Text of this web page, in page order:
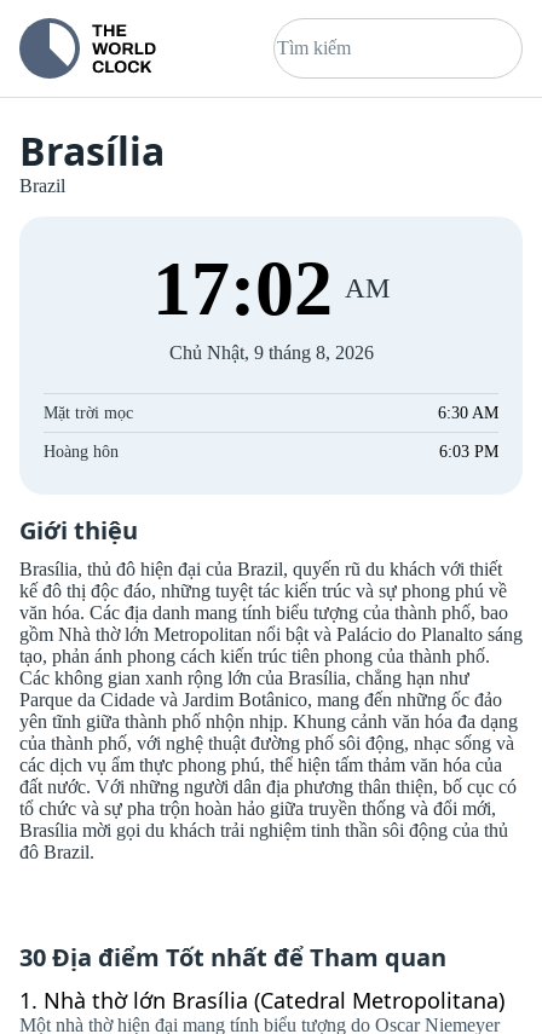
Brasília
Brazil
17:02 AM
Chủ Nhật, 9 tháng 8, 2026
Mặt trời mọc 6:30 AM
Hoàng hôn 6:03 PM
Giới thiệu
Brasília, thủ đô hiện đại của Brazil, quyến rũ du khách với thiết
kế đô thị độc đáo, những tuyệt tác kiến ​​trúc và sự phong phú về
văn hóa. Các địa danh mang tính biểu tượng của thành phố, bao
gồm Nhà thờ lớn Metropolitan nổi bật và Palácio do Planalto sáng
tạo, phản ánh phong cách kiến ​​trúc tiên phong của thành phố.
Các không gian xanh rộng lớn của Brasília, chẳng hạn như
Parque da Cidade và Jardim Botânico, mang đến những ốc đảo
yên tĩnh giữa thành phố nhộn nhịp. Khung cảnh văn hóa đa dạng
của thành phố, với nghệ thuật đường phố sôi động, nhạc sống và
các dịch vụ ẩm thực phong phú, thể hiện tấm thảm văn hóa của
đất nước. Với những người dân địa phương thân thiện, bố cục có
tổ chức và sự pha trộn hoàn hảo giữa truyền thống và đổi mới,
Brasília mời gọi du khách trải nghiệm tinh thần sôi động của thủ
đô Brazil.
30 Địa điểm Tốt nhất để Tham quan
1. Nhà thờ lớn Brasília (Catedral Metropolitana)
Một nhà thờ hiện đại mang tính biểu tượng do Oscar Niemeyer